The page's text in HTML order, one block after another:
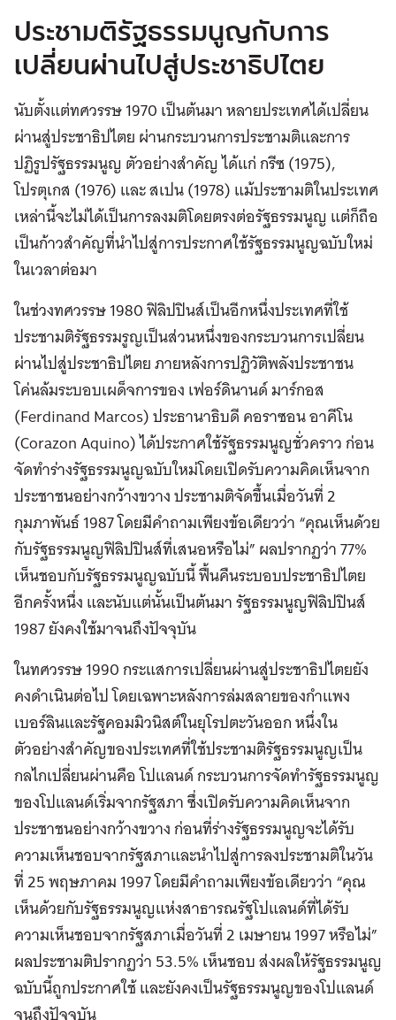
ประชามติรัฐธรรมนูญกับการ
เปลี่ยนผ่านไปสู่ประชาธิปไตย
นับตั้งแต่ทศวรรษ 1970 เป็นต้นมา หลายประเทศได้เปลี่ยน
ผ่านสู่ประชาธิปไตย ผ่านกระบวนการประชามติและการ
ปฏิรูปรัฐธรรมนูญ ตัวอย่างสำคัญ ได้แก่ กรีซ (1975),
โปรตุเกส (1976) และ สเปน (1978) แม้ประชามติในประเทศ
เหล่านี้จะไม่ได้เป็นการลงมติโดยตรงต่อรัฐธรรมนูญ แต่ก็ถือ
เป็นก้าวสำคัญที่นำไปสู่การประกาศใช้รัฐธรรมนูญฉบับใหม่
ในเวลาต่อมา
ในช่วงทศวรรษ 1980 ฟิลิปปินส์เป็นอีกหนึ่งประเทศที่ใช้
ประชามติรัฐธรรมรูญเป็นส่วนหนึ่งของกระบวนการเปลี่ยน
ผ่านไปสู่ประชาธิปไตย ภายหลังการปฏิวัติพลังประชาชน
โค่นล้มระบอบเผด็จการของ เฟอร์ดินานด์ มาร์กอส
(Ferdinand Marcos) ประธานาธิบดี คอราซอน อาคีโน
(Corazon Aquino) ได้ประกาศใช้รัฐธรรมนูญชั่วคราว ก่อน
จัดทำร่างรัฐธรรมนูญฉบับใหม่โดยเปิดรับความคิดเห็นจาก
ประชาชนอย่างกว้างขวาง ประชามติจัดขึ้นเมื่อวันที่ 2
กุมภาพันธ์ 1987 โดยมีคำถามเพียงข้อเดียวว่า “คุณเห็นด้วย
กับรัฐธรรมนูญฟิลิปปินส์ที่เสนอหรือไม่” ผลปรากฏว่า 77%
เห็นชอบกับรัฐธรรมนูญฉบับนี้ ฟื้นคืนระบอบประชาธิปไตย
อีกครั้งหนึ่ง และนับแต่นั้นเป็นต้นมา รัฐธรรมนูญฟิลิปปินส์
1987 ยังคงใช้มาจนถึงปัจจุบัน
ในทศวรรษ 1990 กระแสการเปลี่ยนผ่านสู่ประชาธิปไตยยัง
คงดำเนินต่อไป โดยเฉพาะหลังการล่มสลายของกำแพง
เบอร์ลินและรัฐคอมมิวนิสต์ในยุโรปตะวันออก หนึ่งใน
ตัวอย่างสำคัญของประเทศที่ใช้ประชามติรัฐธรรมนูญเป็น
กลไกเปลี่ยนผ่านคือ โปแลนด์ กระบวนการจัดทำรัฐธรรมนูญ
ของโปแลนด์เริ่มจากรัฐสภา ซึ่งเปิดรับความคิดเห็นจาก
ประชาชนอย่างกว้างขวาง ก่อนที่ร่างรัฐธรรมนูญจะได้รับ
ความเห็นชอบจากรัฐสภาและนำไปสู่การลงประชามติในวัน
ที่ 25 พฤษภาคม 1997 โดยมีคำถามเพียงข้อเดียวว่า “คุณ
เห็นด้วยกับรัฐธรรมนูญแห่งสาธารณรัฐโปแลนด์ที่ได้รับ
ความเห็นชอบจากรัฐสภาเมื่อวันที่ 2 เมษายน 1997 หรือไม่”
ผลประชามติปรากฏว่า 53.5% เห็นชอบ ส่งผลให้รัฐธรรมนูญ
ฉบับนี้ถูกประกาศใช้ และยังคงเป็นรัฐธรรมนูญของโปแลนด์
จนถึงปัจจุบัน